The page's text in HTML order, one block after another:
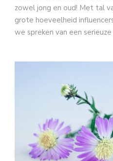
zowel jong en oud! Met tal
grote hoeveelheid
we spreken van een